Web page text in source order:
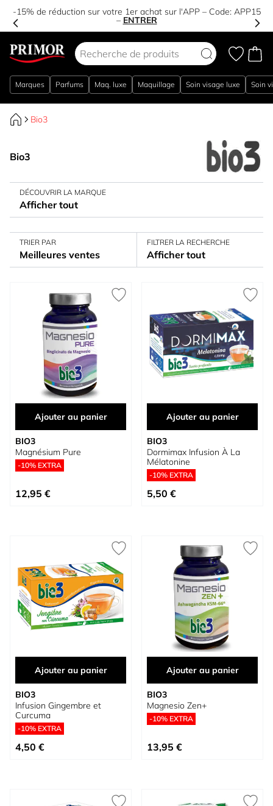
-15% de réduction sur votre 1er achat sur l'APP – Code: APP15
– ENTRER
Marques Parfums Maq. luxe Maquillage Soin visage luxe Soin
Bio3
Bio3
DÉCOUVRIR LA MARQUE
Afficher tout
TRIER PAR
Meilleures ventes
FILTRER LA RECHERCHE
Afficher tout
Ajouter au panier
BIO3
Magnésium Pure
-10% EXTRA
12,95 €
Ajouter au panier
BIO3
Dormimax Infusion À La
Mélatonine
-10% EXTRA
5,50 €
Ajouter au panier
BIO3
Infusion Gingembre et
Curcuma
-10% EXTRA
4,50 €
Ajouter au panier
BIO3
Magnesio Zen+
-10% EXTRA
13,95 €